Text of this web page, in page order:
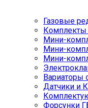
Газовые
Комплекты
Мини-
Мини-
Мини-
Вариаторы
Датчики и
Форсунки